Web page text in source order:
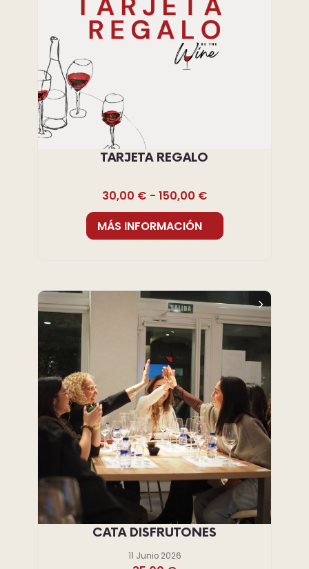
TARJETA REGALO
30,00 € - 150,00 €
MÁS INFORMACIÓN
CATA DISFRUTONES
11 Junio 2026